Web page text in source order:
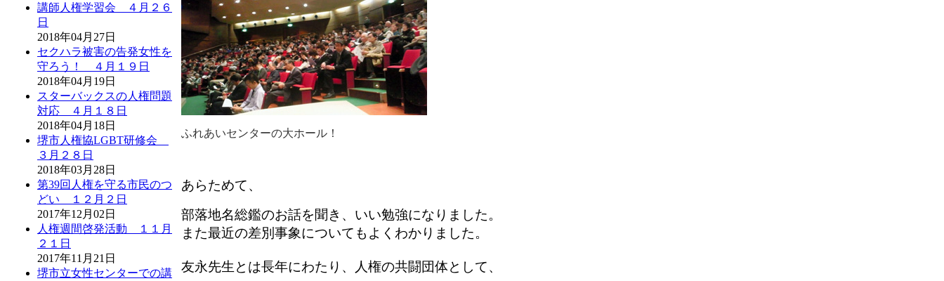
講師人権学習会 ４月２６
日
2018年04月27日
セクハラ被害の告発女性を
守ろう！ ４月１９日
2018年04月19日
スターバックスの人権問題
対応 ４月１８日
2018年04月18日
堺市人権協LGBT研修会
３月２８日
2018年03月28日
第39回人権を守る市民のつ
どい １２月２日
2017年12月02日
人権週間啓発活動 １１月
２１日
2017年11月21日
堺市立女性センターでの講
ふれあいセンターの大ホール！
あらためて、
部落地名総鑑のお話を聞き、いい勉強になりました。
また最近の差別事象についてもよくわかりました。
友永先生とは長年にわたり、人権の共闘団体として、